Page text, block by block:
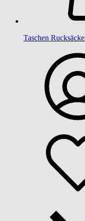
Taschen Rucksäcke